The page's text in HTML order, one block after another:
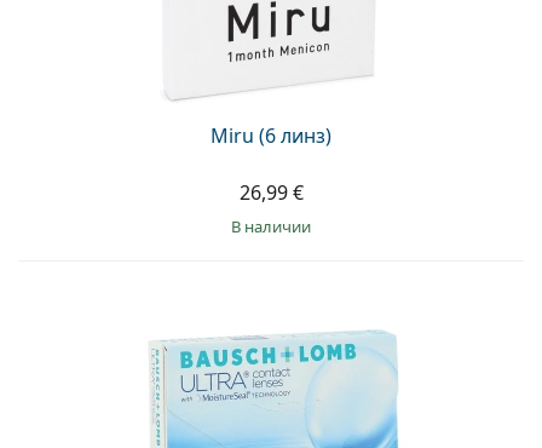
Miru (6 линз)
26,99 €
в наличии